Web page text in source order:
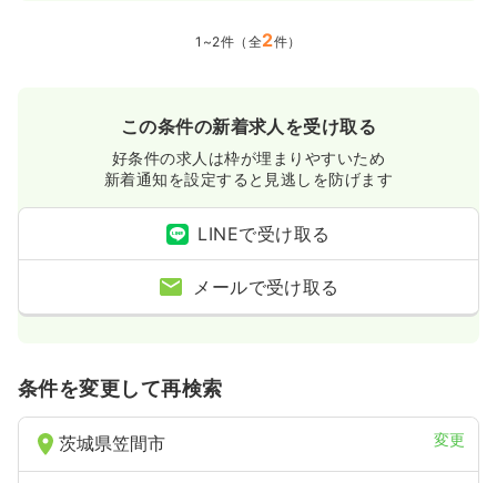
1~2件（全2件）
この条件の新着求人を受け取る
好条件の求人は枠が埋まりやすいため
新着通知を設定すると見逃しを防げます
LINEで受け取る
メールで受け取る
条件を変更して再検索
茨城県笠間市 変更